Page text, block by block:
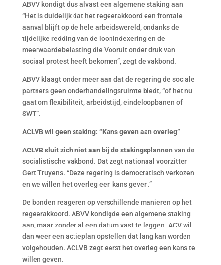
ABVV kondigt dus alvast een algemene staking aan.
“Het is duidelijk dat het regeerakkoord een frontale
aanval blijft op de hele arbeidswereld, ondanks de
tijdelijke redding van de loonindexering en de
meerwaardebelasting die Vooruit onder druk van
sociaal protest heeft bekomen”, zegt de vakbond.
ABVV klaagt onder meer aan dat de regering de sociale
partners geen onderhandelingsruimte biedt, “of het nu
gaat om flexibiliteit, arbeidstijd, eindeloopbanen of
SWT”.
ACLVB wil geen staking: “Kans geven aan overleg”
ACLVB sluit zich niet aan bij de stakingsplannen van de
socialistische vakbond. Dat zegt nationaal voorzitter
Gert Truyens. “Deze regering is democratisch verkozen
en we willen het overleg een kans geven.”
De bonden reageren op verschillende manieren op het
regeerakkoord. ABVV kondigde een algemene staking
aan, maar zonder al een datum vast te leggen. ACV wil
dan weer een actieplan opstellen dat lang kan worden
volgehouden. ACLVB zegt eerst het overleg een kans te
willen geven.